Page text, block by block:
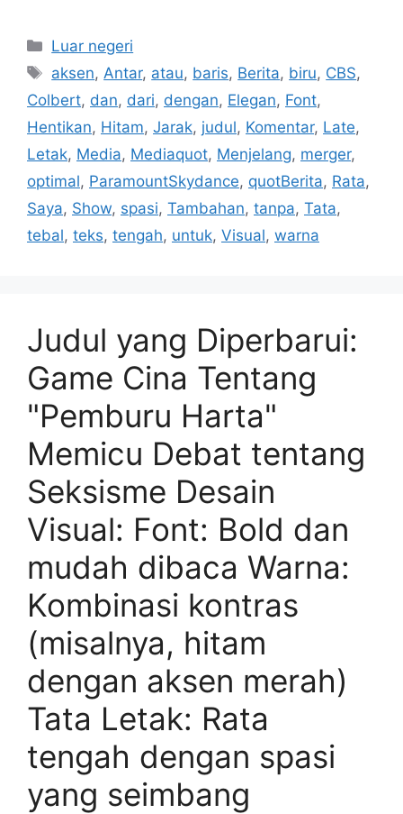
Kategori
Luar negeri
Tag
aksen,Antar, atau, baris, Berita, biru, CBS,
Colbert, dan, dari, dengan, Elegan, Font,
Hentikan, Hitam, Jarak, judul, Komentar, Late,
Letak, Media, Mediaquot, Menjelang, merger,
optimal, ParamountSkydance, quotBerita, Rata,
Saya, Show, spasi, Tambahan, tanpa, Tata,
tebal, teks, tengah, untuk, Visual, warna
Judul yang Diperbarui:
Game Cina Tentang
"Pemburu Harta"
Memicu Debat tentang
Seksisme Desain
Visual: Font: Bold dan
mudah dibaca Warna:
Kombinasi kontras
(misalnya, hitam
dengan aksen merah)
Tata Letak: Rata
tengah dengan spasi
yang seimbang